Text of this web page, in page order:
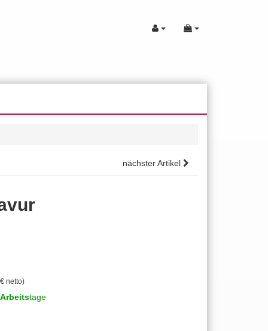
nächster Artikel
netto)
Arbeitstage